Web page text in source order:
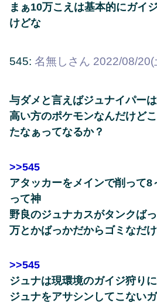
まぁ10万こえは基本的にガイ
けどな
545: 名無しさん 2022/08/
与ダメと言えばジュナイパー
高い方のポケモンなんだけど
たなぁってなるか？
>>545
アタッカーをメインで削って8
って神
野良のジュナカスがタンクば
万とかばっかだからゴミなだけ
>>545
ジュナは現環境のガイジ狩り
ジュナをアサシンしてこない